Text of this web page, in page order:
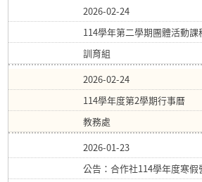
2026-02-24
114學年第二學期團體活動課
訓育組
2026-02-24
114學年度第2學期行事曆
教務處
2026-01-23
公告：合作社114學年度寒